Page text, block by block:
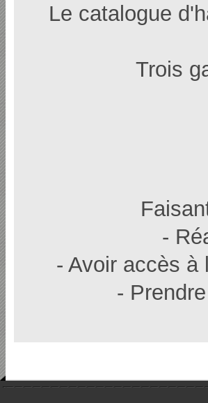
Le catalogue
Trois
-
- Avoir accès à
-